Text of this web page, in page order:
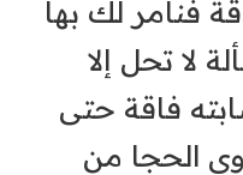
فنأمر لك بها
لا تحل إلا
فاقة حتى
الحجا من